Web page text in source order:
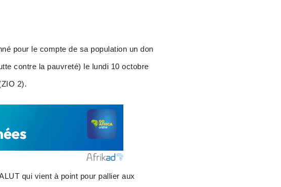
pour le compte de sa population un don
contre la pauvreté) le lundi 10 octobre
2).
qui vient à point pour pallier aux